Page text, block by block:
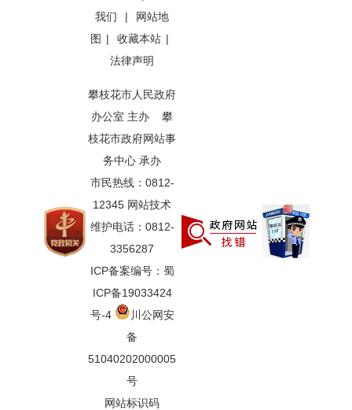
我们
|
网站地
图 | 收藏本站 |
法律声明
攀枝花市人民政府
办公室 主办 攀
枝花市政府网站事
务中心 承办
市民热线：0812-
12345 网站技术
维护电话：0812-
3356287
ICP备案编号：蜀
ICP备19033424
号-4
川公网安
备
51040202000005
号
网站标识码